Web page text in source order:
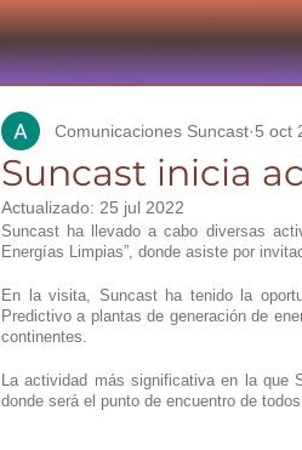
Suncast inicia
Comunicaciones Suncast 5 oct
Actualizado: 25 jul 2022
Suncast ha llevado a cabo diversas
Energías Limpias”, donde asiste por
En la visita, Suncast ha tenido la
Predictivo a plantas de generación de
continentes.
La actividad más significativa en la que
donde será el punto de encuentro de